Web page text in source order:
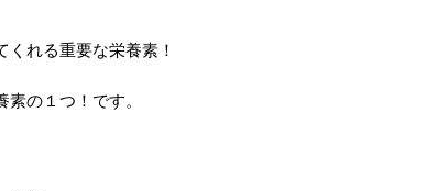
れる重要な栄養素！
の１つ！です。